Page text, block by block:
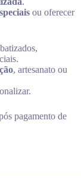
ou oferecer
, artesanato ou
pagamento de